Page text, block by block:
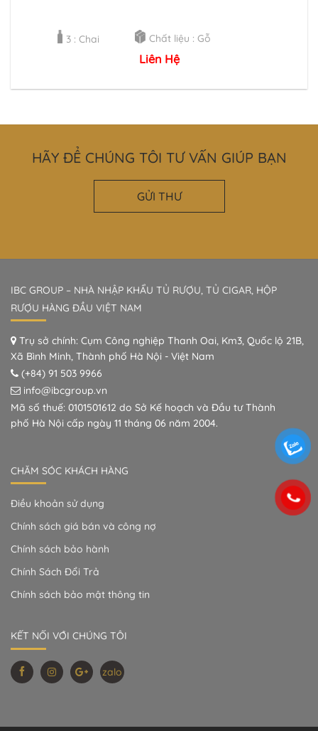
3 : Chai Chất liệu : Gỗ
Liên Hệ
HÃY ĐỂ CHÚNG TÔI TƯ VẤN GIÚP BẠN
GỬI THƯ
IBC GROUP – NHÀ NHẬP KHẨU TỦ RƯỢU, TỦ CIGAR, HỘP
RƯỢU HÀNG ĐẦU VIỆT NAM
Trụ sở chính: Cụm Công nghiệp Thanh Oai, Km3, Quốc lộ 21B,
Xã Bình Minh, Thành phố Hà Nội - Việt Nam
(+84) 91 503 9966
info@ibcgroup.vn
Mã số thuế: 0101501612 do Sở Kế hoạch và Đầu tư Thành
phố Hà Nội cấp ngày 11 tháng 06 năm 2004.
CHĂM SÓC KHÁCH HÀNG
Điều khoản sử dụng
Chính sách giá bán và công nợ
Chính sách bảo hành
Chính Sách Đổi Trả
Chính sách bảo mật thông tin
KẾT NỐI VỚI CHÚNG TÔI
zalo